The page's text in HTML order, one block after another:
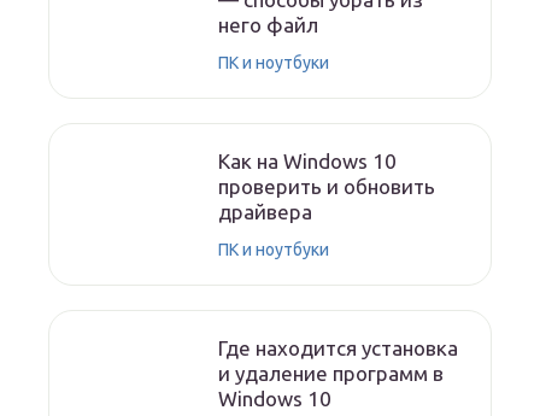
него файл
ПК и ноутбуки
Как на Windows 10
проверить и обновить
драйвера
ПК и ноутбуки
Где находится установка
и удаление программ в
Windows 10